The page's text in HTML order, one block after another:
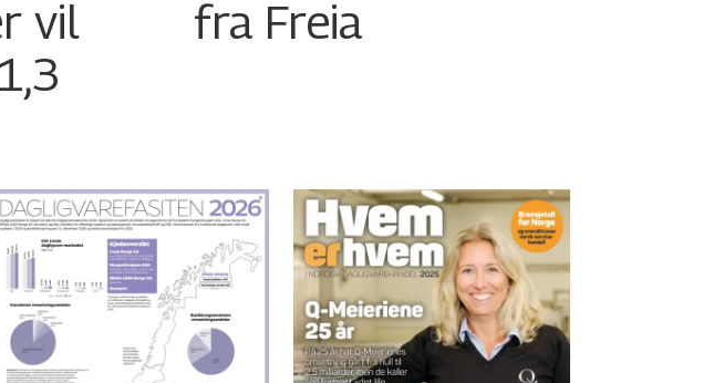
vil
fra Freia